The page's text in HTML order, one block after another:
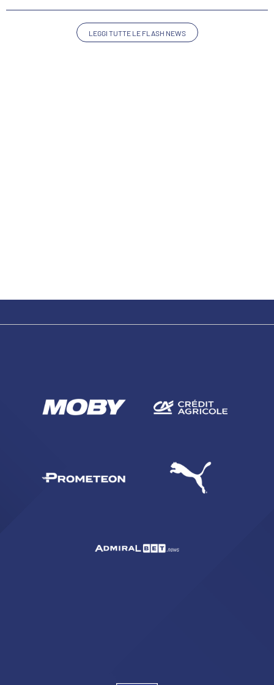
TICKET GIFT CARD
STORIA
MUTTI TRAINING CENTER
STADIO TARDINILEGGI TUTTE LE FLASH NEWS